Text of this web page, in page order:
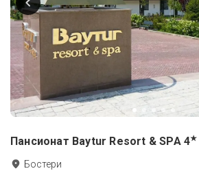
Пансионат Baytur Resort & SPA 4★
Бостери